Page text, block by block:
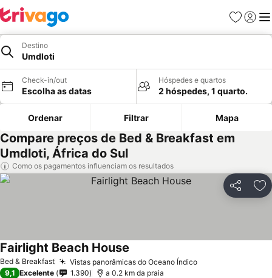
Favoritos
Iniciar
Destino
Umdloti
Check-in/out
Escolha as datas
Hóspedes e quartos
2 hóspedes, 1 quarto.
Ordenar Filtrar Mapa
Compare preços de Bed & Breakfast em
Umdloti, África do Sul
Como os pagamentos influenciam os resultados
Partilhar
Bed & Breakfast Vistas panorâmicas do Oceano ÍndicoVer preços
Fairlight Beach House Ver preços
9,1 Excelente 1.390 a 0.2 km da praia